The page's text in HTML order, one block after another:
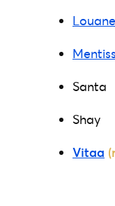
Louane
Santa
Shay
Vitaa